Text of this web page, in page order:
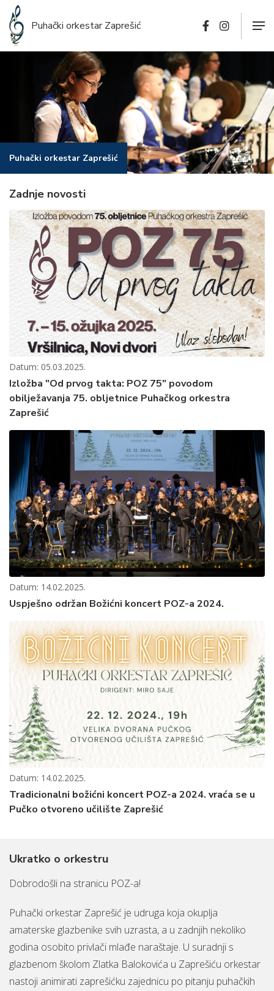
Puhački orkestar Zaprešić
Puhački orkestar Zaprešić
Zadnje novosti
Datum: 05.03.2025.
Izložba "Od prvog takta: POZ 75" povodom
obilježavanja 75. obljetnice Puhačkog orkestra
Zaprešić
Datum: 14.02.2025.
Uspješno održan Božićni koncert POZ-a 2024.
Datum: 14.02.2025.
Tradicionalni božićni koncert POZ-a 2024. vraća se u
Pučko otvoreno učilište Zaprešić
Ukratko o orkestru
Dobrodošli na stranicu POZ-a!
Puhački orkestar Zaprešić je udruga koja okuplja
amaterske glazbenike svih uzrasta, a u zadnjih nekoliko
godina osobito privlači mlađe naraštaje. U suradnji s
glazbenom školom Zlatka Balokovića u Zaprešiću orkestar
nastoji animirati zaprešićku zajednicu po pitanju puhačkih